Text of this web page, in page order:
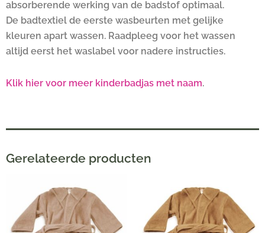
absorberende werking van de badstof optimaal.
De badtextiel de eerste wasbeurten met gelijke
kleuren apart wassen. Raadpleeg voor het wassen
altijd eerst het waslabel voor nadere instructies.
Klik hier voor meer kinderbadjas met naam.
Gerelateerde producten